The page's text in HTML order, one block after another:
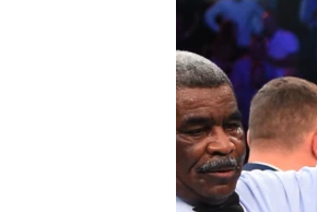
УКРАЇНСЬКА ПРОБЛЕМА КРИМУ